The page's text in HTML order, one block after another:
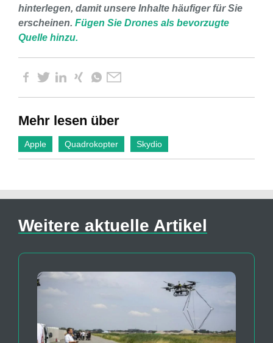
hinterlegen, damit unsere Inhalte häufiger für Sie
erscheinen. Fügen Sie Drones als bevorzugte
Quelle hinzu.
Mehr lesen über
Apple Quadrokopter Skydio
Weitere aktuelle Artikel